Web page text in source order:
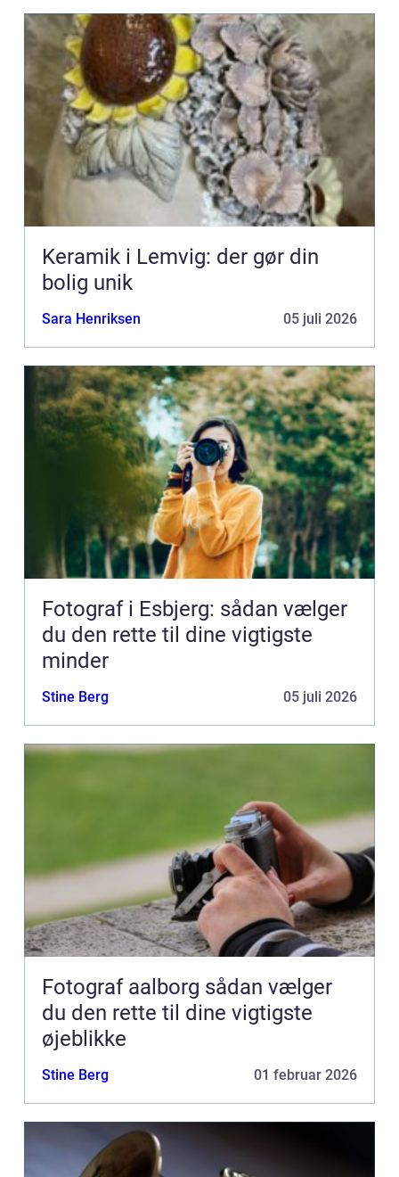
Keramik i Lemvig: der gør din
bolig unik
Sara Henriksen 05 juli 2026
Fotograf i Esbjerg: sådan vælger
du den rette til dine vigtigste
minder
Stine Berg 05 juli 2026
Fotograf aalborg sådan vælger
du den rette til dine vigtigste
øjeblikke
Stine Berg 01 februar 2026